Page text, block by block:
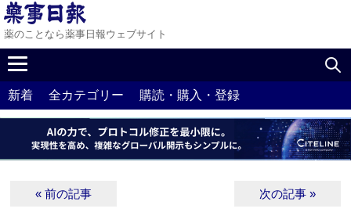
薬のことなら薬事日報ウェブサイト
新着 全カテゴリー 購読・購入・登録
« 前の記事 次の記事 »